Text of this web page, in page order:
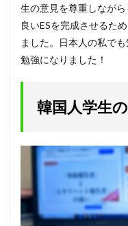
生の意見を尊重しなが
良いESを完成させるた
ました。日本人の私で
勉強になりました！
韓国人学生